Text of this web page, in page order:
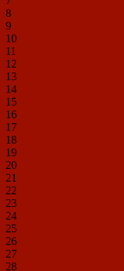
8
9
10
11
12
13
14
15
16
17
18
19
20
21
22
23
24
25
26
27
28